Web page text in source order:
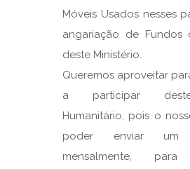
Móveis Usados nesses
angariação de Fundos
deste Ministério.
Queremos aproveitar
a participar
Humanitário, pois o
poder enviar um
mensalmente, para